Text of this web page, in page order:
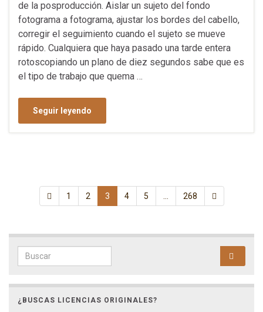
de la posproducción. Aislar un sujeto del fondo
fotograma a fotograma, ajustar los bordes del cabello,
corregir el seguimiento cuando el sujeto se mueve
rápido. Cualquiera que haya pasado una tarde entera
rotoscopiando un plano de diez segundos sabe que es
el tipo de trabajo que quema …
Seguir leyendo
1 2 3 4 5 268
Search for:
¿BUSCAS LICENCIAS ORIGINALES?